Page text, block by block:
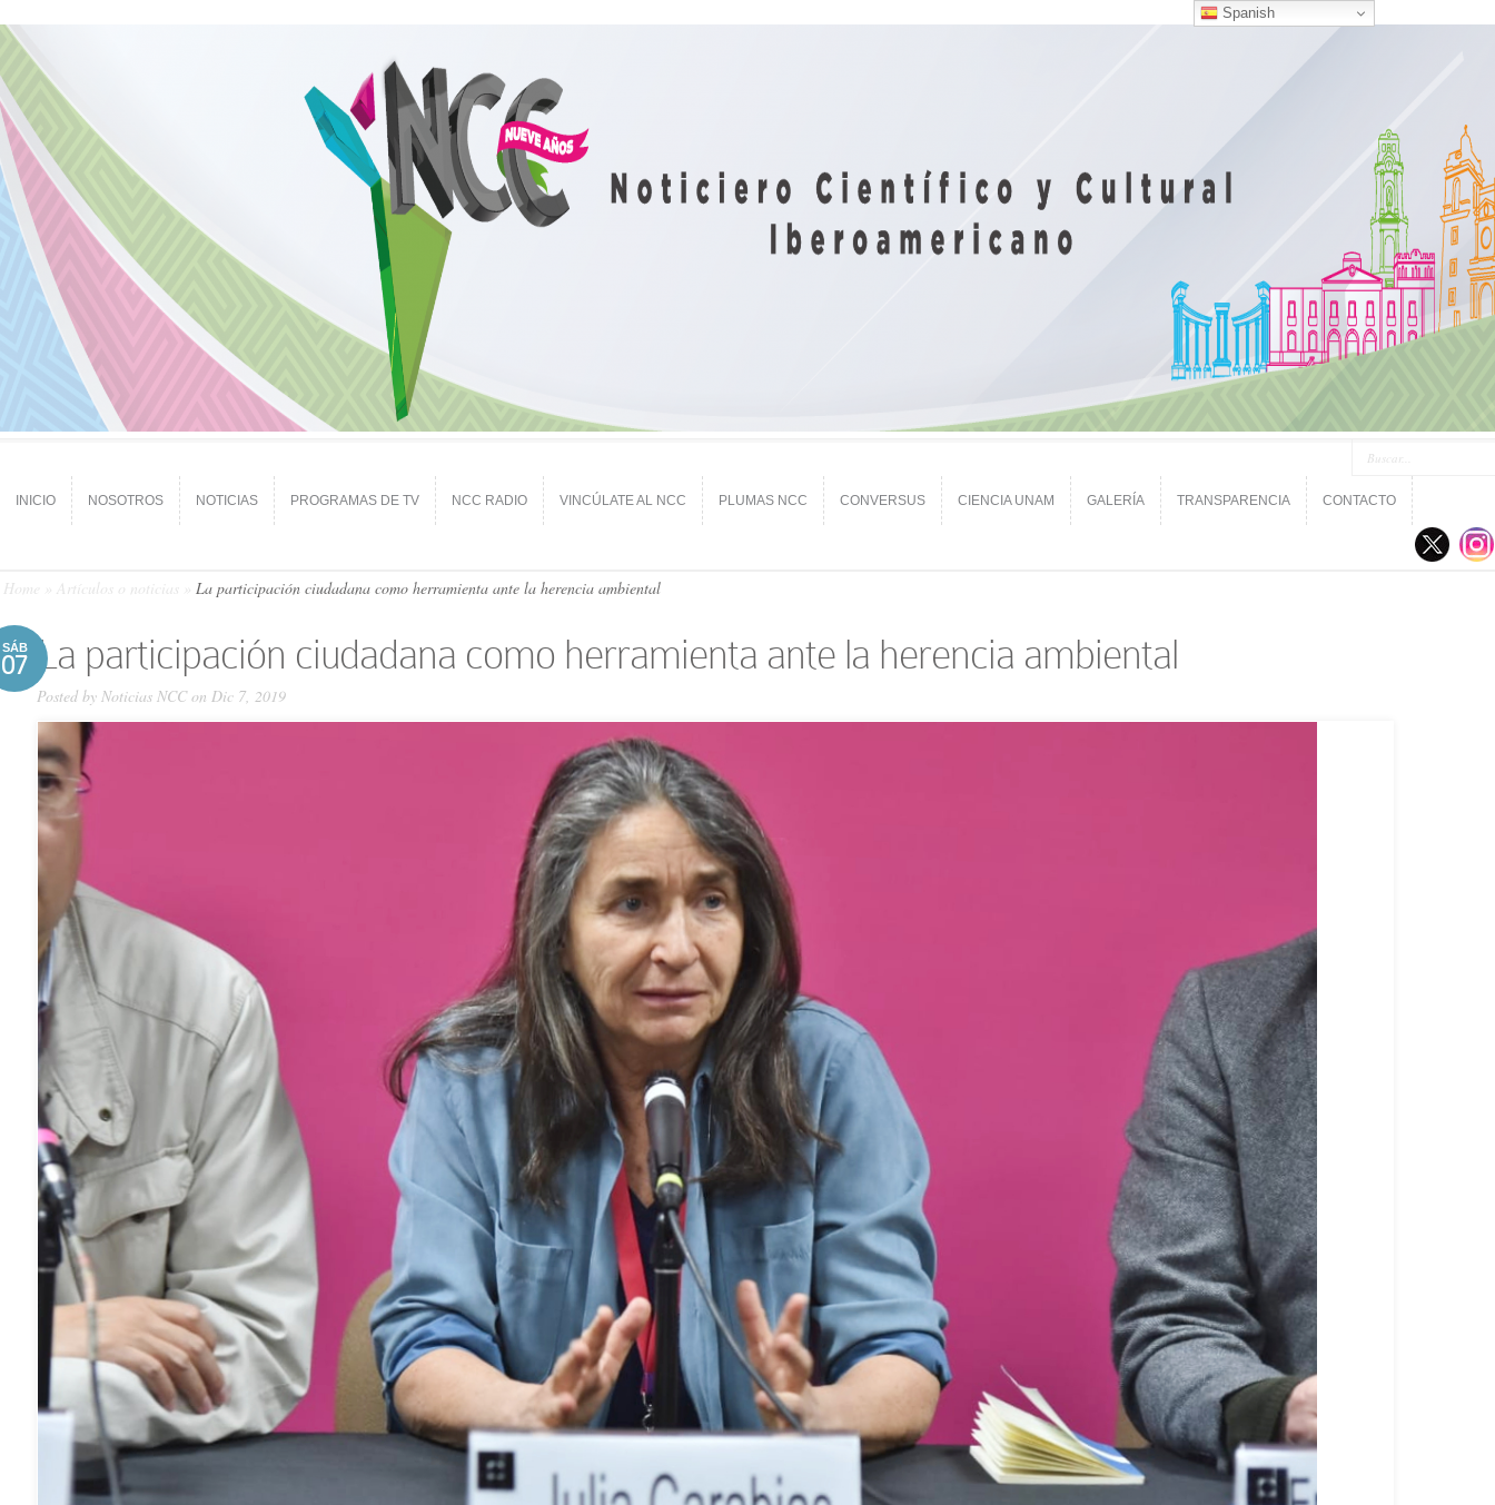
INICIO NOSOTROS NOTICIAS PROGRAMAS DE TV NCC RADIO VINCÚLATE AL NCC PLUMAS NCC CONVERSUS CIENCIA UNAM GALERÍA TRANSPARENCIA CONTACTO
Home Artículos o noticias La participación ciudadana como herramienta ante la herencia ambiental
SÁB
07 La participación ciudadana como herramienta ante la herencia ambiental
Posted by Noticias NCCon Dic 7, 2019
Spanish